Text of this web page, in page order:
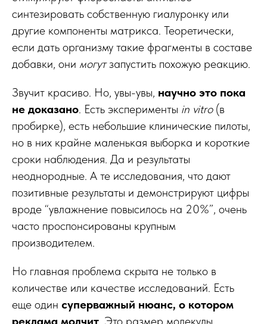
синтезировать собственную гиалуронку или
другие компоненты матрикса. Теоретически,
если дать организму такие фрагменты в составе
добавки, они могутзапустить похожую реакцию.
Звучит красиво. Но, увы-увы, научно это пока
не доказано. Есть эксперименты in vitro (в
пробирке), есть небольшие клинические пилоты,
но в них крайне маленькая выборка и короткие
сроки наблюдения. Да и результаты
неоднородные. А те исследования, что дают
позитивные результаты и демонстрируют цифры
вроде “увлажнение повысилось на 20%”, очень
часто проспонсированы крупным
производителем.
Но главная проблема скрыта не только в
количестве или качестве исследований. Есть
еще один суперважный нюанс, о котором